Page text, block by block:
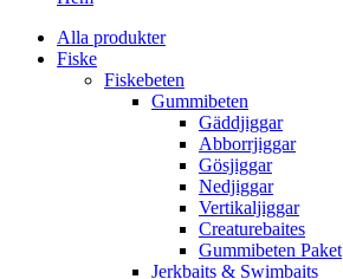
Alla produkter
Fiske
Fiskebeten
Gummibeten
Gäddjiggar
Abborrjiggar
Gösjiggar
Nedjiggar
Vertikaljiggar
Creaturebaites
Gummibeten Paket
Jerkbaits & Swimbaits